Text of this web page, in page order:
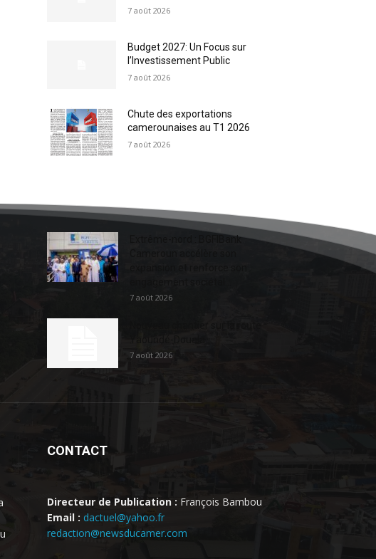
7 août 2026
Budget 2027: Un Focus sur
l’Investissement Public
7 août 2026
Chute des exportations
camerounaises au T1 2026
7 août 2026
Extrême-nord : BGFIBank
7 août 2026
7 août 2026
CONTACT
Directeur de Publication : François Bambou
Email : dactuel@yahoo.fr
redaction@newsducamer.com